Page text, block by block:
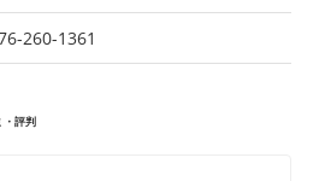
260-1361
・評判